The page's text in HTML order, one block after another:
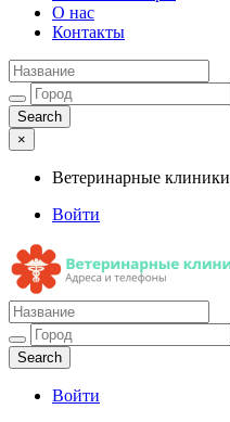
О нас
Контакты
×
Ветеринарные клиники
Войти
Ветеринарные клиники
Адреса и телефоны
Войти